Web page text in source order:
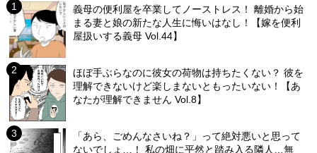
義母の便利屋を卒業してノーストレス！ 離婚から始
まる妻と娘の新たな人生に悔いはなし！【嫁を便利
屋扱いする義母 Vol.44】
ほぼ手ぶらなのに彼女の荷物は持ちたくない？ 彼を
理解できないけど楽しまないともったいない！【あ
なたが理解できません Vol.8】
「あら、ごめんなさいね？」って絶対悪いと思って
ないでしょ…！ 私の畑に平然と踏み入る隣人…無